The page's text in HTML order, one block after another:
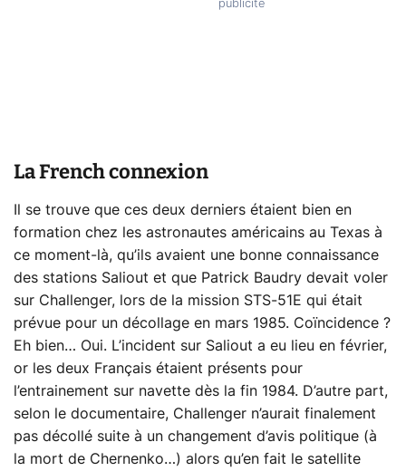
La French connexion
Il se trouve que ces deux derniers étaient bien en
formation chez les astronautes américains au Texas à
ce moment-là, qu’ils avaient une bonne connaissance
des stations Saliout et que Patrick Baudry devait voler
sur Challenger, lors de la mission STS-51E qui était
prévue pour un décollage en mars 1985. Coïncidence ?
Eh bien… Oui. L’incident sur Saliout a eu lieu en février,
or les deux Français étaient présents pour
l’entrainement sur navette dès la fin 1984. D’autre part,
selon le documentaire, Challenger n’aurait finalement
pas décollé suite à un changement d’avis politique (à
la mort de Chernenko…) alors qu’en fait le satellite